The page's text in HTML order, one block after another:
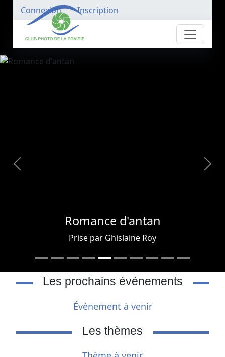
Connexion Inscription
Romance d'antan
Prise par Ghislaine Roy
Les prochains événements
Événement à venir
Les thèmes